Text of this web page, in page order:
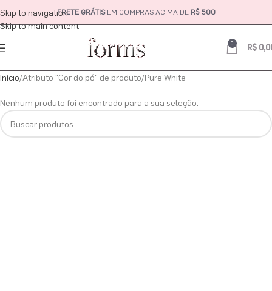
Skip to navigation
Skip to main content
FRETE GRÁTISEM COMPRAS ACIMA DE R$ 500
0 R$
Início Atributo "Cor do pó" de produto Pure White
Nenhum produto foi encontrado para a sua seleção.